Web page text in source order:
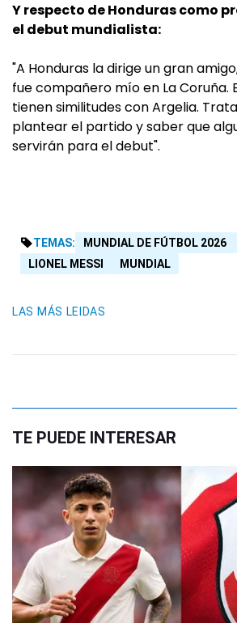
Y respecto de Honduras como
el debut mundialista:
"A Honduras la dirige un gran
fue compañero mío en La Coruña.
tienen similitudes con Argelia.
plantear el partido y saber que
servirán para el debut".
TEMAS: MUNDIAL DE FÚTBOL 2026
LIONEL MESSI
MUNDIAL
LAS MÁS LEIDAS
TE PUEDE INTERESAR